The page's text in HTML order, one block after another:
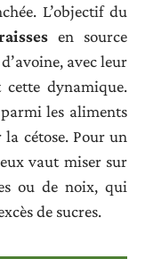
L’objectif du
en source
avec leur
dynamique.
les aliments
cétose. Pour un
vaut miser sur
ou de noix, qui
de sucres.